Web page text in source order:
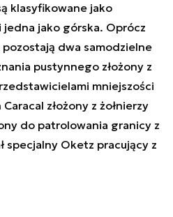
klasyfikowane jako
jako górska. Oprócz
dwa samodzielne
pustynnego złożony z
mniejszości
złożony z żołnierzy
do patrolowania granicy z
specjalny Oketz pracujący z